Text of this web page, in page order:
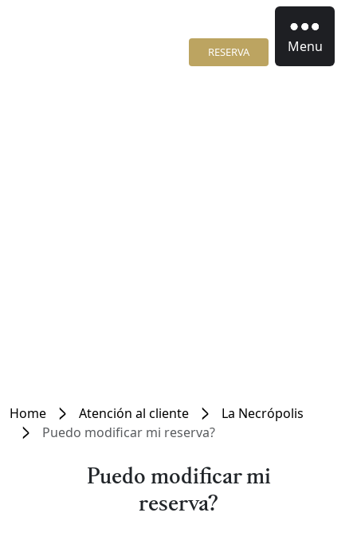
RESERVA Menu
Home Atención al cliente
La Necrópolis
Puedo modificar mi reserva?
Puedo modificar mi
reserva?